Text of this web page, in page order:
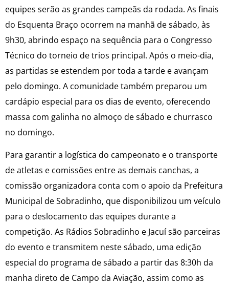
equipes serão as grandes campeãs da rodada. As finais
do Esquenta Braço ocorrem na manhã de sábado, às
9h30, abrindo espaço na sequência para o Congresso
Técnico do torneio de trios principal. Após o meio-dia,
as partidas se estendem por toda a tarde e avançam
pelo domingo. A comunidade também preparou um
cardápio especial para os dias de evento, oferecendo
massa com galinha no almoço de sábado e churrasco
no domingo.
Para garantir a logística do campeonato e o transporte
de atletas e comissões entre as demais canchas, a
comissão organizadora conta com o apoio da Prefeitura
Municipal de Sobradinho, que disponibilizou um veículo
para o deslocamento das equipes durante a
competição. As Rádios Sobradinho e Jacuí são parceiras
do evento e transmitem neste sábado, uma edição
especial do programa de sábado a partir das 8:30h da
manha direto de Campo da Aviação, assim como as